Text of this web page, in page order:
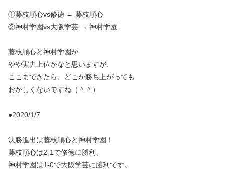
①藤枝順心vs修徳 → 藤枝順心
②神村学園vs大阪学芸 → 神村学園
藤枝順心と神村学園が
やや実力上位かなと思いますが、
ここまできたら、どこが勝ち上がっても
おかしくないですね（＾＾）
●2020/1/7
決勝進出は藤枝順心と神村学園！
藤枝順心は2-1で修徳に勝利、
神村学園は1-0で大阪学芸に勝利です。